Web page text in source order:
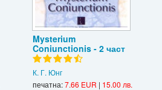
Mysterium
Coniunctionis - 2 част
К. Г. Юнг
печатна:7.66 EUR | 15.00 лв.